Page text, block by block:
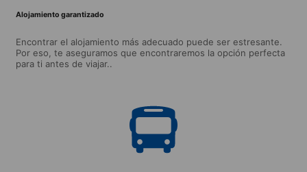
Alojamiento garantizado
Encontrar el alojamiento más adecuado puede ser estresante.
Por eso, te aseguramos que encontraremos la opción perfecta
para ti antes de viajar..